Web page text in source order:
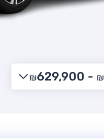
₪
₪629,900